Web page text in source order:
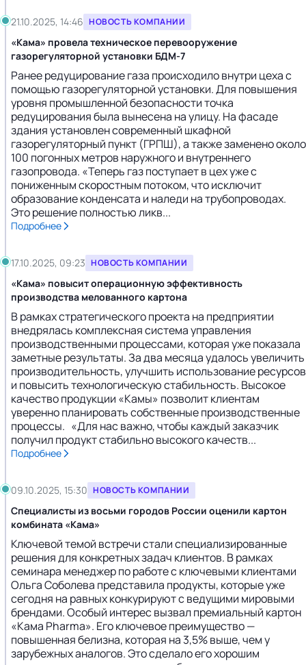
21.10.2025, 14:46 НОВОСТЬ КОМПАНИИ
«Кама» провела техническое перевооружение
газорегуляторной установки БДМ-7
Ранее редуцирование газа происходило внутри цеха с
помощью газорегуляторной установки. Для повышения
уровня промышленной безопасности точка
редуцирования была вынесена на улицу. На фасаде
здания установлен современный шкафной
газорегуляторный пункт (ГРПШ), а также заменено около
100 погонных метров наружного и внутреннего
газопровода. «Теперь газ поступает в цех уже с
пониженным скоростным потоком, что исключит
образование конденсата и наледи на трубопроводах.
Это решение полностью ликв...
Подробнее
17.10.2025, 09:23 НОВОСТЬ КОМПАНИИ
«Кама» повысит операционную эффективность
производства мелованного картона
В рамках стратегического проекта на предприятии
внедрялась комплексная система управления
производственными процессами, которая уже показала
заметные результаты. За два месяца удалось увеличить
производительность, улучшить использование ресурсов
и повысить технологическую стабильность. Высокое
качество продукции «Камы» позволит клиентам
уверенно планировать собственные производственные
процессы. «Для нас важно, чтобы каждый заказчик
получил продукт стабильно высокого качеств...
Подробнее
09.10.2025, 15:30 НОВОСТЬ КОМПАНИИ
Специалисты из восьми городов России оценили картон
комбината «Кама»
Ключевой темой встречи стали специализированные
решения для конкретных задач клиентов. В рамках
семинара менеджер по работе с ключевыми клиентами
Ольга Соболева представила продукты, которые уже
сегодня на равных конкурируют с ведущими мировыми
брендами. Особый интерес вызвал премиальный картон
«Кама Pharma». Его ключевое преимущество —
повышенная белизна, которая на 3,5% выше, чем у
зарубежных аналогов. Это сделало его хорошим